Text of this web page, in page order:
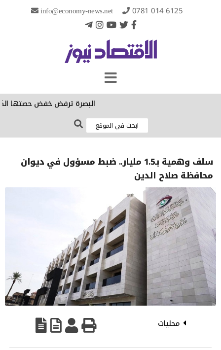
info@economy-news.net 0781 014 6125
البصرة ترفض خفض حصتها
سلف وهمية بـ1.5 مليار.. ضبط مسؤول في ديوان
محافظة صلاح الدين
محليات